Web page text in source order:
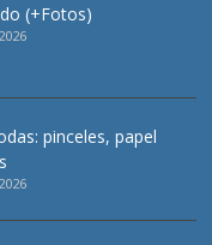
(+Fotos)
pinceles, papel